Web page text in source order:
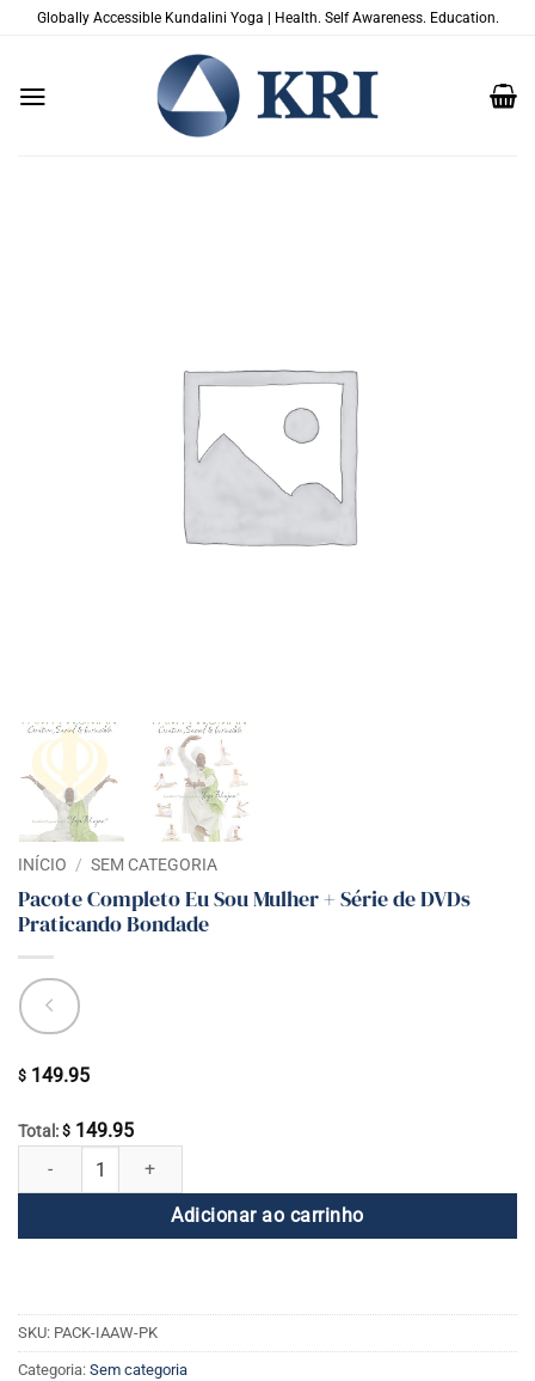
Globally Accessible Kundalini Yoga | Health. Self Awareness. Education.
INÍCIO / SEM CATEGORIA
Pacote Completo Eu Sou Mulher + Série de DVDs
Praticando Bondade
$ 149.95
Total: $ 149.95
Pacote Completo Eu Sou Mulher + Série de DVDs Praticando
Adicionar ao carrinho
SKU: PACK-IAAW-PK
Categoria: Sem categoria